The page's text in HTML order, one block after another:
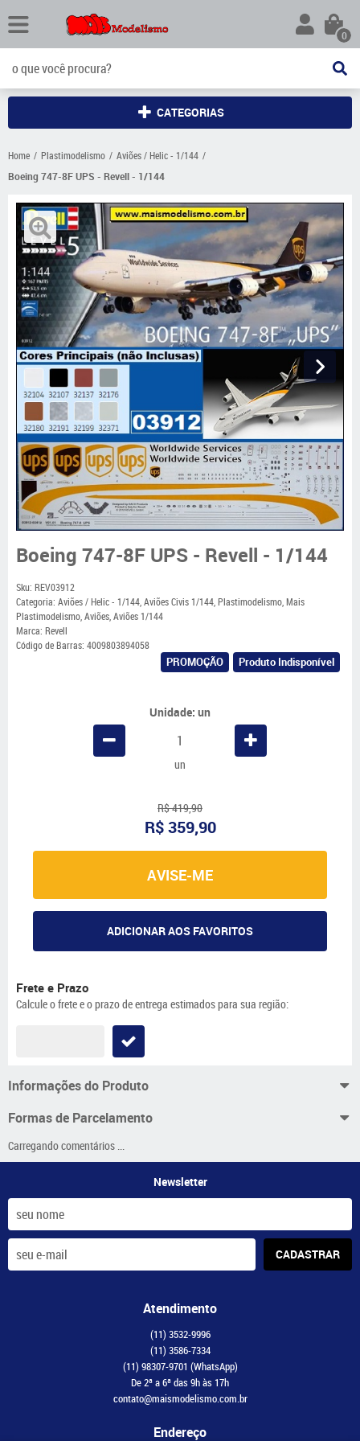
0
CATEGORIAS
Home Plastimodelismo
Aviões / Helic - 1/144
Boeing 747-8F UPS - Revell - 1/144
Boeing 747-8F UPS - Revell - 1/144
Sku: REV03912
Categoria: Aviões / Helic - 1/144,Aviões Civis 1/144,Plastimodelismo,Mais
Plastimodelismo,Aviões,Aviões 1/144
Marca: Revell
Código de Barras: 4009803894058
PROMOÇÃO Produto Indisponível
Unidade: un
un
R$ 419,90
R$ 359,90
AVISE-ME
ADICIONAR AOS FAVORITOS
Frete e Prazo
Calcule o frete e o prazo de entrega estimados para sua região:
Informações do Produto
Formas de Parcelamento
Carregando comentários ...
Newsletter
CADASTRAR
Atendimento
(11) 3532-9996
(11) 3586-7334
(11) 98307-9701 (WhatsApp)
De 2ª a 6ª das 9h às 17h
contato@maismodelismo.com.br
Endereço